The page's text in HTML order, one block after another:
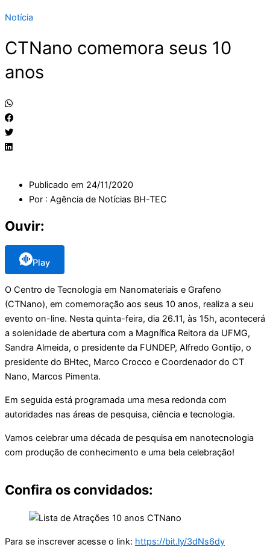
Notícia
CTNano comemora seus 10
anos
Publicado em 24/11/2020
Por : Agência de Notícias BH-TEC
Ouvir:
Play
O Centro de Tecnologia em Nanomateriais e Grafeno
(CTNano), em comemoração aos seus 10 anos, realiza a seu
evento on-line. Nesta quinta-feira, dia 26.11, às 15h, acontecerá
a solenidade de abertura com a Magnífica Reitora da UFMG,
Sandra Almeida, o presidente da FUNDEP, Alfredo Gontijo, o
presidente do BHtec, Marco Crocco e Coordenador do CT
Nano, Marcos Pimenta.
Em seguida está programada uma mesa redonda com
autoridades nas áreas de pesquisa, ciência e tecnologia.
Vamos celebrar uma década de pesquisa em nanotecnologia
com produção de conhecimento e uma bela celebração!
Confira os convidados:
Para se inscrever acesse o link: https://bit.ly/3dNs6dy